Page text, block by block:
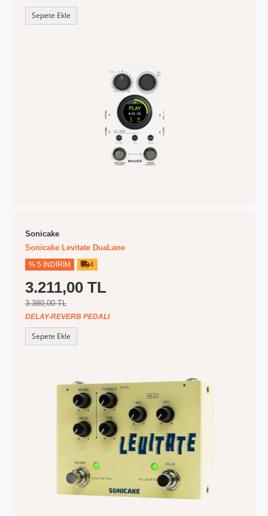
Sepete Ekle
Sonicake
Sonicake Levitate DuaLane
% 5 İNDIRIM 4
3.211,00 TL
3.380,00 TL
DELAY-REVERB PEDALI
Sepete Ekle